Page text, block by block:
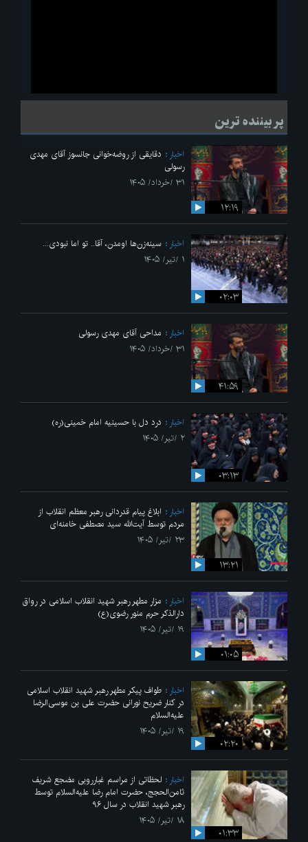
لحظاتی از قرائت زیارت اربعین امام حسین(ع) در مراسم عزاداری هیئات
پر بیننده ترین
۱۲:۱۹
اخبار
دقایقی از روضه‌خوانی جانسوز آقای مهدی
رسولی
۳۱ /خرداد/ ۱۴۰۵
۰۲:۰۳
اخبار
سینه‌زن‌ها اومدن،‌ آقا.. تو اما نبودی...
۱ /تیر/ ۱۴۰۵
۴۱:۵۹
اخبار
مداحی آقای مهدی رسولی
۳۱ /خرداد/ ۱۴۰۵
۰۳:۱۳
اخبار
درد دل با حسینیه امام خمینی(ره)
۲ /تیر/ ۱۴۰۵
۱۳:۲۱
اخبار
ابلاغ پیام قدردانی رهبر معظم انقلاب از
مردم توسط آیت‌الله سید مصطفی خامنه‌ای
۲۳ /تیر/ ۱۴۰۵
۰۱:۰۵
اخبار
مزار مطهر رهبر شهید انقلاب اسلامی در رواق
دارالذکر حرم منور رضوی(ع)
۱۹ /تیر/ ۱۴۰۵
۰۲:۲۰
اخبار
طواف پیکر مطهر رهبر شهید انقلاب اسلامی
در کنار ضریح نورانی حضرت علی‌ بن موسی‌الرضا
علیه‌السلام
۱۹ /تیر/ ۱۴۰۵
۰۱:۳۳
اخبار
لحظاتی از مراسم غبارروبی مضجع شریف
ثامن‌الحجج، حضرت امام رضا علیه‌السلام توسط
رهبر شهید انقلاب در سال ۹۶
۱۸ /تیر/ ۱۴۰۵